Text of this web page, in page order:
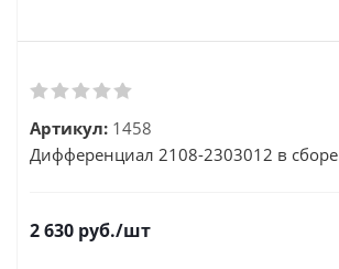
Артикул: 1458
Дифференциал 2108-2303012 в сборе
2 630 руб./шт